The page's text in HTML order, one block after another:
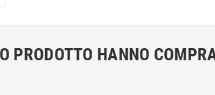
PRODOTTO HANNO